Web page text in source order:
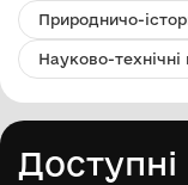
Природничо-
Науково-
Доступні